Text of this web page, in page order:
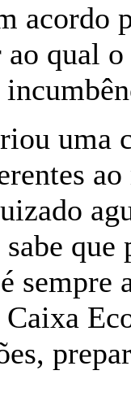
acordo
ao qual
uma
sempre